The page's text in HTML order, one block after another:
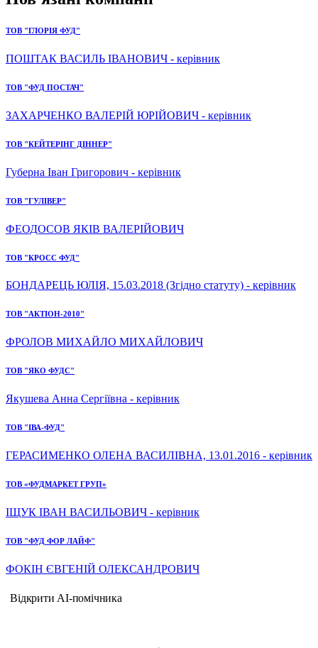
ТОВ "ГЛОРІЯ ФУД"
ПОШТАК ВАСИЛЬ ІВАНОВИЧ - керівник
ТОВ "ФУД ПОСТАЧ"
ЗАХАРЧЕНКО ВАЛЕРІЙ ЮРІЙОВИЧ - керівник
ТОВ "КЕЙТЕРІНГ ДІННЕР"
Губерна Іван Григорович - керівник
ТОВ "ГУЛІВЕР"
ФЕОДОСОВ ЯКІВ ВАЛЕРІЙОВИЧ
ТОВ "КРОСС ФУД"
БОНДАРЕЦЬ ЮЛІЯ, 15.03.2018 (Згідно статуту) - керівник
ТОВ "АКТІОН-2010"
ФРОЛОВ МИХАЙЛО МИХАЙЛОВИЧ
ТОВ "ЯКО ФУДC"
Якушева Анна Сергіївна - керівник
ТОВ "ІВА-ФУД"
ГЕРАСИМЕНКО ОЛЕНА ВАСИЛІВНА, 13.01.2016 - керівник
ТОВ «ФУДМАРКЕТ ГРУП»
ІЩУК ІВАН ВАСИЛЬОВИЧ - керівник
ТОВ "ФУД ФОР ЛАЙФ"
ФОКІН ЄВГЕНІЙ ОЛЕКСАНДРОВИЧ
Відкрити AI-помічника